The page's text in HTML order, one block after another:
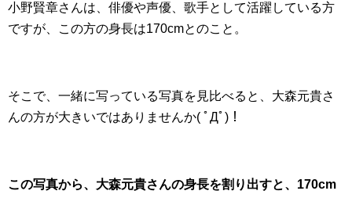
小野賢章さんは、俳優や声優、歌手として活躍している方
ですが、この方の身長は170cmとのこと。
そこで、一緒に写っている写真を見比べると、大森元貴さ
んの方が大きいではありませんか( ﾟДﾟ)！
この写真から、大森元貴さんの身長を割り出すと、170cm